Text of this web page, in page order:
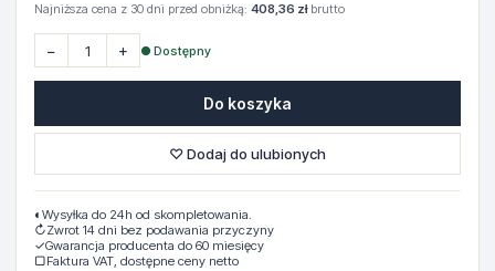
Najniższa cena z 30 dni przed obniżką: 408,36 złbrutto
− + ● Dostępny
Do koszyka
♡ Dodaj do ulubionych
◐ Wysyłka do 24h od skompletowania.
↻Zwrot 14 dni bez podawania przyczyny
✓Gwarancja producenta do 60 miesięcy
▢Faktura VAT, dostępne ceny netto